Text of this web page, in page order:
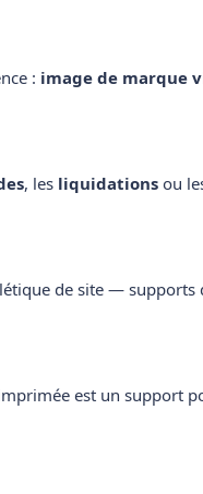
: image de marque
, les liquidations ou
de site —
est un support